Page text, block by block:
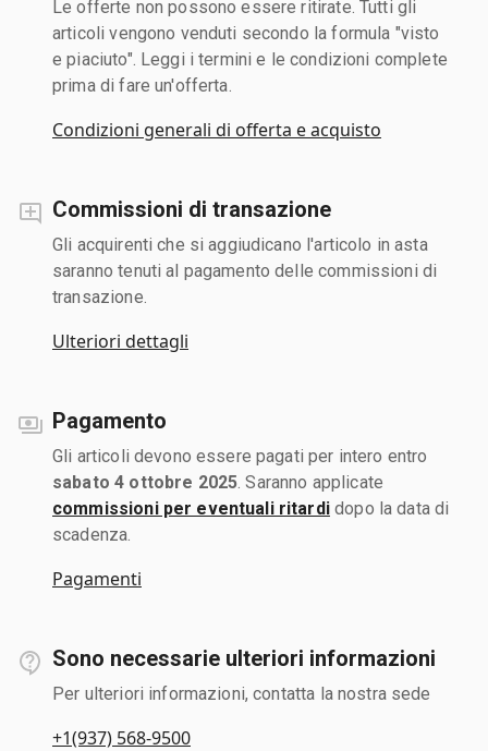
Le offerte non possono essere ritirate. Tutti gli
articoli vengono venduti secondo la formula "visto
e piaciuto". Leggi i termini e le condizioni complete
prima di fare un'offerta.
Condizioni generali di offerta e acquisto
Commissioni di transazione
Gli acquirenti che si aggiudicano l'articolo in asta
saranno tenuti al pagamento delle commissioni di
transazione.
Ulteriori dettagli
Pagamento
Gli articoli devono essere pagati per intero entro
sabato 4 ottobre 2025 . Saranno applicate
commissioni per eventuali ritardidopo la data di
scadenza.
Pagamenti
Sono necessarie ulteriori informazioni
Per ulteriori informazioni, contatta la nostra sede
+1(937) 568-9500